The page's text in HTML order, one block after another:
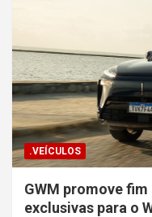
.VEÍCULOS
GWM promove
exclusivas para o